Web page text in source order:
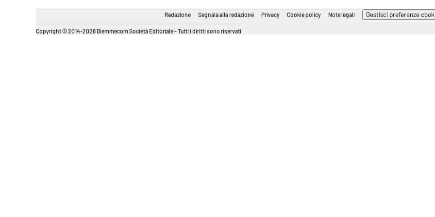
Redazione Segnala alla redazione Privacy Cookie policy Note legali Gestisci preferenze
Copyright © 2014-2026 Diemmecom Società Editoriale - Tutti i diritti sono riservati